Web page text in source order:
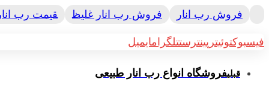
فروش رب انار فروش رب انار غلیظ قیمت رب انار
فیسبوکتوئیتر پینترستتلگرامایمیل
قبلیفروشگاه انواع رب انار طبیعی